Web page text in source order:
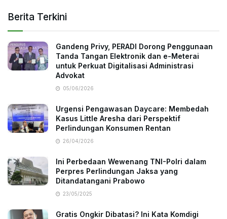
Berita Terkini
Gandeng Privy, PERADI Dorong Penggunaan
Tanda Tangan Elektronik dan e-Meterai
untuk Perkuat Digitalisasi Administrasi
Advokat
05/06/2026
Urgensi Pengawasan Daycare: Membedah
Kasus Little Aresha dari Perspektif
Perlindungan Konsumen Rentan
26/04/2026
Ini Perbedaan Wewenang TNI-Polri dalam
Perpres Perlindungan Jaksa yang
Ditandatangani Prabowo
23/05/2025
Gratis Ongkir Dibatasi? Ini Kata Komdigi